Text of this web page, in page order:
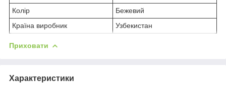
Колір
Бежевий
Країна виробник
Узбекистан
Приховати
Характеристики